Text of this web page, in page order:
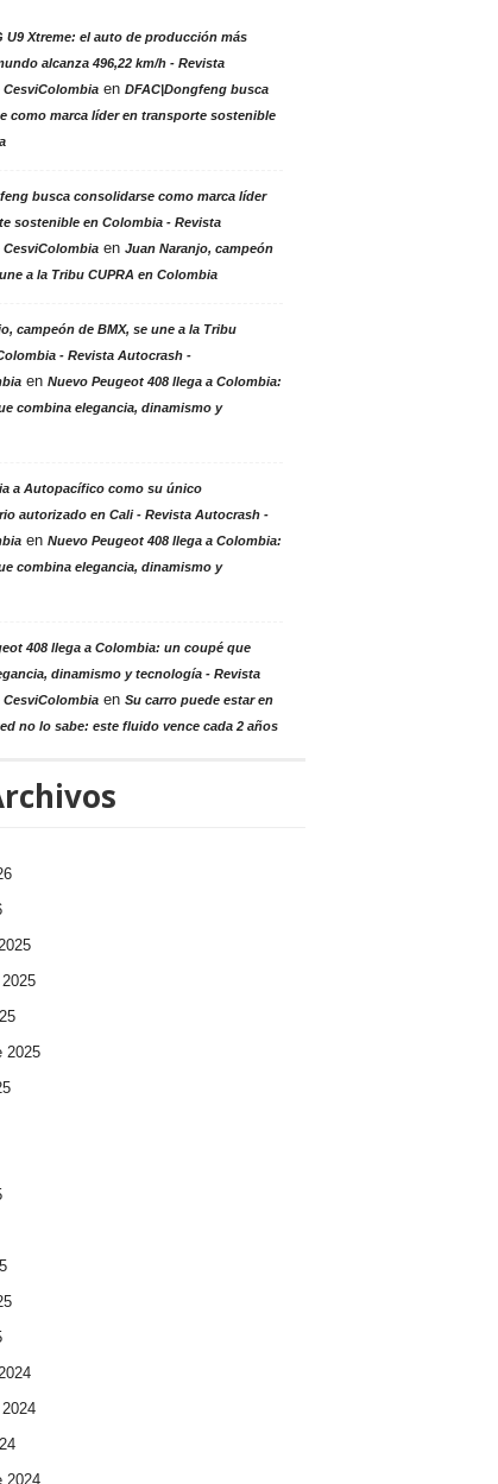
U9 Xtreme: el auto de producción más
alcanza 496,22 km/h - Revista
en DFAC|Dongfeng busca
como marca líder en transporte sostenible
busca consolidarse como marca líder
sostenible en Colombia - Revista
en Juan Naranjo, campeón
a la Tribu CUPRA en Colombia
campeón de BMX, se une a la Tribu
- Revista Autocrash -
en Nuevo Peugeot 408 llega a Colombia:
combina elegancia, dinamismo y
a Autopacífico como su único
autorizado en Cali - Revista Autocrash -
en Nuevo Peugeot 408 llega a Colombia:
combina elegancia, dinamismo y
408 llega a Colombia: un coupé que
dinamismo y tecnología - Revista
en Su carro puede estar en
no lo sabe: este fluido vence cada 2 años
2025
2024